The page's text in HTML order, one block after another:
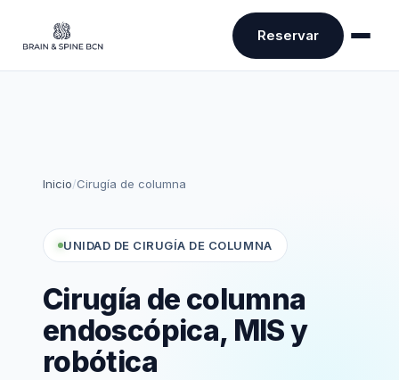
Reservar
Inicio/Cirugía de columna
UNIDAD DE CIRUGÍA DE COLUMNA
Cirugía de columna
endoscópica, MIS y
robótica